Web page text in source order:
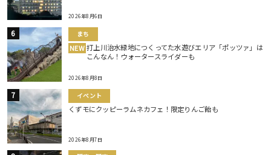
2026年8月6日
まち
NEW 打上川治水緑地につくってた水遊びエリア「ポッツァ」は
こんなん！ウォータースライダーも
2026年8月8日
イベント
くずモにクッピーラムネカフェ！限定りんご飴も
2026年8月7日